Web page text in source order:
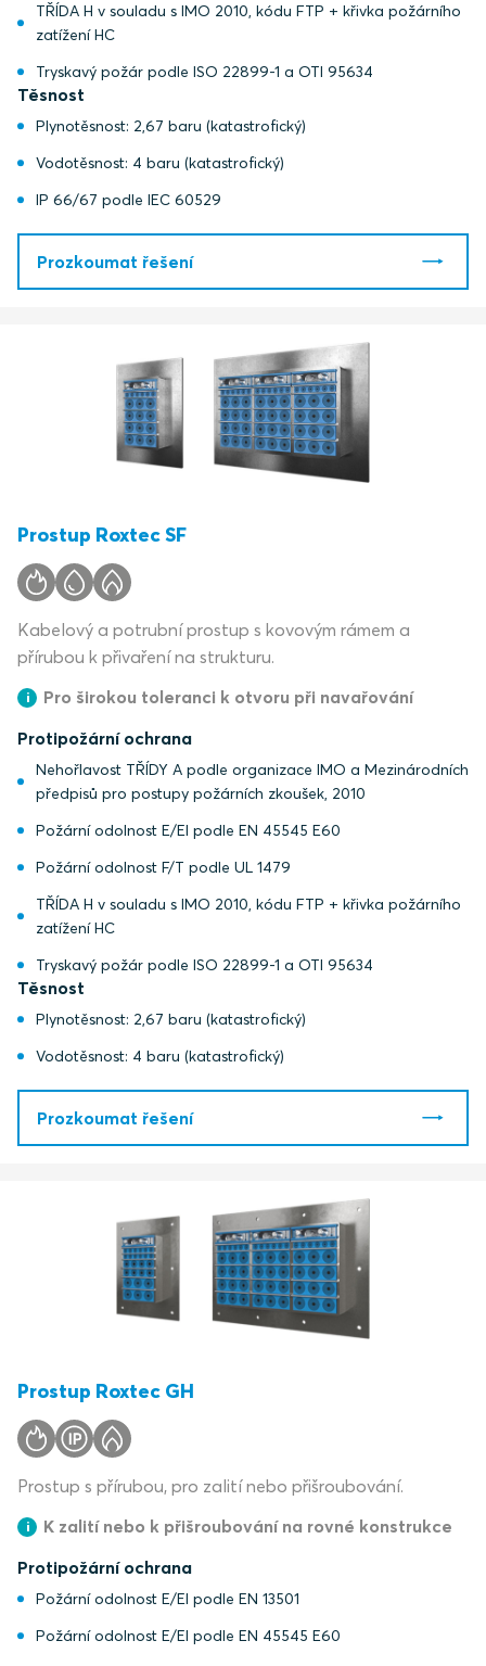
TŘÍDA H v souladu s IMO 2010, kódu FTP + křivka požárního
zatížení HC
Tryskavý požár podle ISO 22899-1 a OTI 95634
Těsnost
Plynotěsnost: 2,67 baru (katastrofický)
Vodotěsnost: 4 baru (katastrofický)
IP 66/67 podle IEC 60529
Prozkoumat řešení
Prostup Roxtec SF
Kabelový a potrubní prostup s kovovým rámem a
přírubou k přivaření na strukturu.
Pro širokou toleranci k otvoru při navařování
Protipožární ochrana
Nehořlavost TŘÍDY A podle organizace IMO a Mezinárodních
předpisů pro postupy požárních zkoušek, 2010
Požární odolnost E/EI podle EN 45545 E60
Požární odolnost F/T podle UL 1479
TŘÍDA H v souladu s IMO 2010, kódu FTP + křivka požárního
zatížení HC
Tryskavý požár podle ISO 22899-1 a OTI 95634
Těsnost
Plynotěsnost: 2,67 baru (katastrofický)
Vodotěsnost: 4 baru (katastrofický)
Prozkoumat řešení
Prostup Roxtec GH
Prostup s přírubou, pro zalití nebo přišroubování.
K zalití nebo k přišroubování na rovné konstrukce
Protipožární ochrana
Požární odolnost E/EI podle EN 13501
Požární odolnost E/EI podle EN 45545 E60